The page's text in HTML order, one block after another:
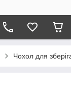
Чохол для